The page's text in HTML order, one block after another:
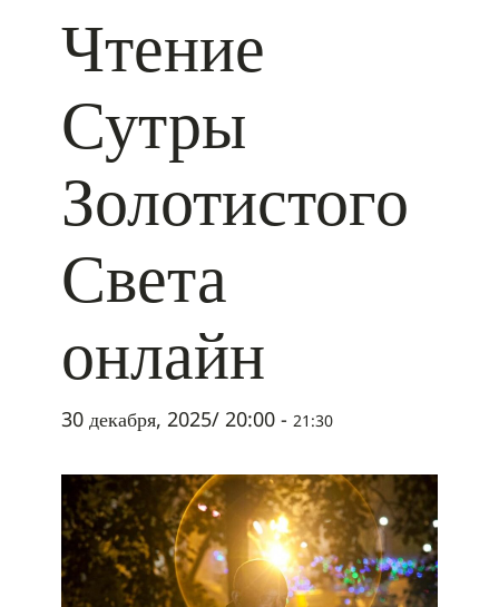
Чтение
Сутры
Золотистого
Света
онлайн
30 декабря, 2025/ 20:00 - 21:30